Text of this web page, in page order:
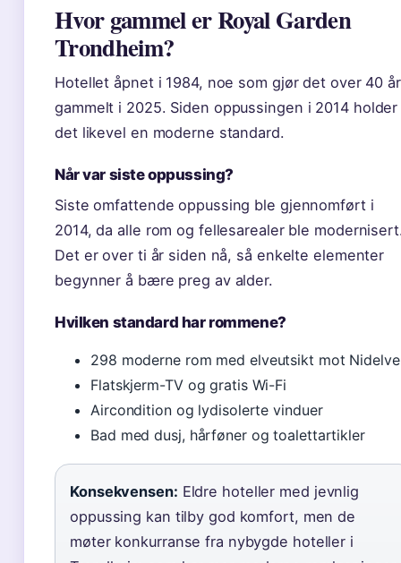
Hvor gammel er Royal Garden
Trondheim?
Hotellet åpnet i 1984, noe som gjør det over 40 år
gammelt i 2025. Siden oppussingen i 2014 holder
det likevel en moderne standard.
Når var siste oppussing?
Siste omfattende oppussing ble gjennomført i
2014, da alle rom og fellesarealer ble
Det er over ti år siden nå, så enkelte elementer
begynner å bære preg av alder.
Hvilken standard har rommene?
298 moderne rom med elveutsikt mot
Flatskjerm-TV og gratis Wi-Fi
Aircondition og lydisolerte vinduer
Bad med dusj, hårføner og toalettartikler
Konsekvensen: Eldre hoteller med jevnlig
oppussing kan tilby god komfort, men de
møter konkurranse fra nybygde hoteller i